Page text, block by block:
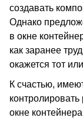
создавать
Однако
в окне
как заранее
окажется тот
К счастью,
окне